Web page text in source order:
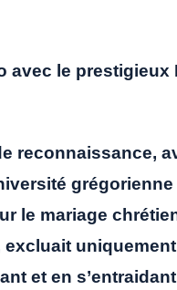
avec le prestigieux
reconnaissance,
le mariage
et en